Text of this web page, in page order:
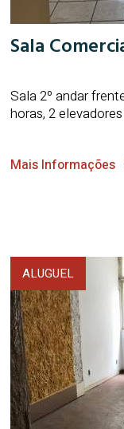
Sala
Sala 2º andar
horas, 2
Mais Informações
ALUGUEL